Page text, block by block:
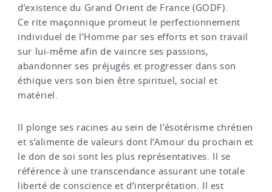
d’existence du Grand Orient de France (GODF).
Ce rite maçonnique promeut le perfectionnement
individuel de l’Homme par ses efforts et son travail
sur lui-même afin de vaincre ses passions,
abandonner ses préjugés et progresser dans son
éthique vers son bien être spirituel, social et
matériel.
Il plonge ses racines au sein de l’ésotérisme chrétien
et s’alimente de valeurs dont l’Amour du prochain et
le don de soi sont les plus représentatives. Il se
référence à une transcendance assurant une totale
liberté de conscience et d’interprétation. Il est